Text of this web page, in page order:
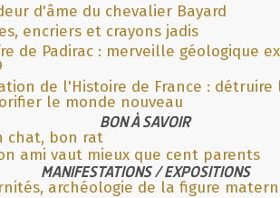
d'âme du chevalier Bayard
encriers et crayons jadis
de Padirac : merveille géologique
de l'Histoire de France : détruire
le monde nouveau
BON À SAVOIR
chat, bon rat
ami vaut mieux que cent parents
MANIFESTATIONS / EXPOSITIONS
archéologie de la figure